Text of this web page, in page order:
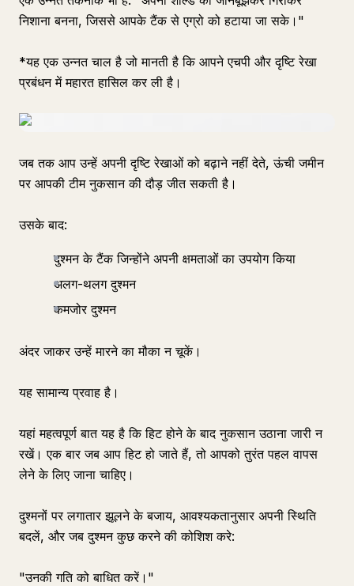
निशाना बनना, जिससे आपके टैंक से एग्रो को हटाया जा सके।"
*यह एक उन्नत चाल है जो मानती है कि आपने एचपी और दृष्टि रेखा
प्रबंधन में महारत हासिल कर ली है।
जब तक आप उन्हें अपनी दृष्टि रेखाओं को बढ़ाने नहीं देते, ऊंची जमीन
पर आपकी टीम नुकसान की दौड़ जीत सकती है।
उसके बाद:
दुश्मन के टैंक जिन्होंने अपनी क्षमताओं का उपयोग किया
अलग-थलग दुश्मन
कमजोर दुश्मन
अंदर जाकर उन्हें मारने का मौका न चूकें।
यह सामान्य प्रवाह है।
यहां महत्वपूर्ण बात यह है कि हिट होने के बाद नुकसान उठाना जारी न
रखें। एक बार जब आप हिट हो जाते हैं, तो आपको तुरंत पहल वापस
लेने के लिए जाना चाहिए।
दुश्मनों पर लगातार झूलने के बजाय, आवश्यकतानुसार अपनी स्थिति
बदलें, और जब दुश्मन कुछ करने की कोशिश करे:
"उनकी गति को बाधित करें।"